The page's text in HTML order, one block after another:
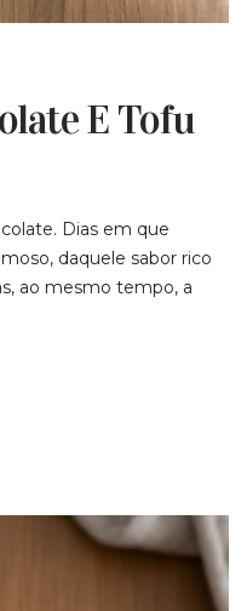
E Tofu
Dias em que
daquele sabor rico
ao mesmo tempo, a